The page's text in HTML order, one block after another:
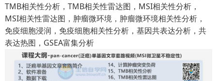
TMB相关性分析，TMB相关性雷达图，MSI相关性分析，
MSI相关性雷达图，肿瘤微环境，肿瘤微环境相关性分析，
免疫细胞浸润，免疫细胞相关性分析，基因共表达分析，共
表达热图，GSEA富集分析